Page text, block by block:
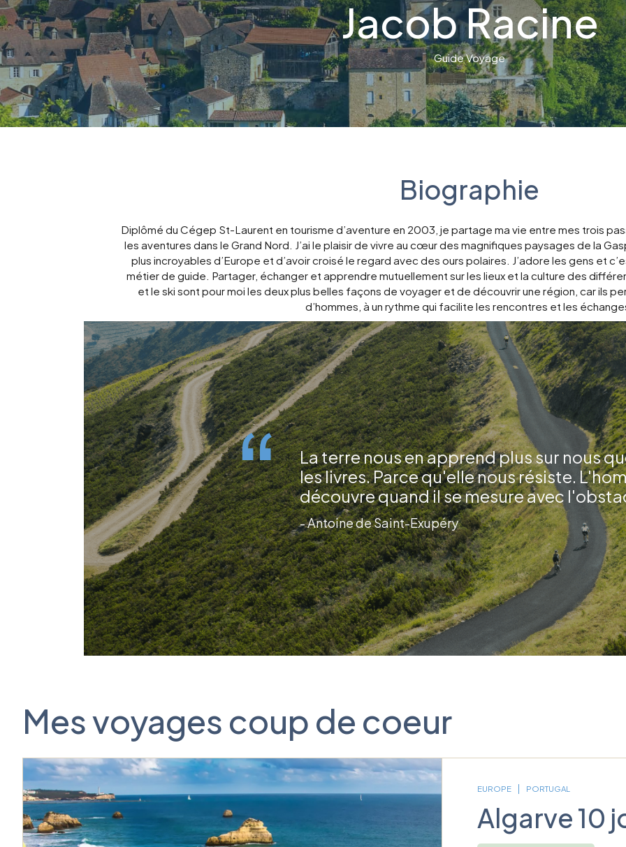
Cuba
Guadeloupe
Jacob Racine
Guide Voyage
Biographie
Diplômé du Cégep St-Laurent en tourisme d’aventure en 2003, je partage ma vie entre mes trois
les aventures dans le Grand Nord. J’ai le plaisir de vivre au cœur des magnifiques paysages de la
plus incroyables d’Europe et d’avoir croisé le regard avec des ours polaires. J’adore les gens et
métier de guide. Partager, échanger et apprendre mutuellement sur les lieux et la culture des
et le ski sont pour moi les deux plus belles façons de voyager et de découvrir une région, car ils
d’hommes, à un rythme qui facilite les rencontres et les
La terre nous en apprend plus sur nous
les livres. Parce qu'elle nous résiste.
découvre quand il se mesure avec
- Antoine de Saint-Exupéry
Mes voyages coup de coeur
EUROPE PORTUGAL
Algarve 10